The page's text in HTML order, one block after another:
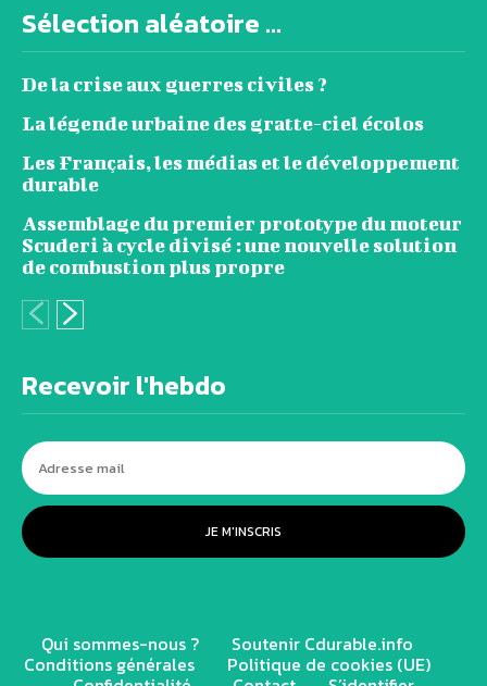
Sélection aléatoire ...
De la crise aux guerres civiles ?
La légende urbaine des gratte-ciel écolos
Les Français, les médias et le développement
durable
Assemblage du premier prototype du moteur
Scuderi à cycle divisé : une nouvelle solution
de combustion plus propre
Recevoir l'hebdo
JE M'INSCRIS
Qui sommes-nous ? Soutenir Cdurable.info
Conditions générales Politique de cookies (UE)